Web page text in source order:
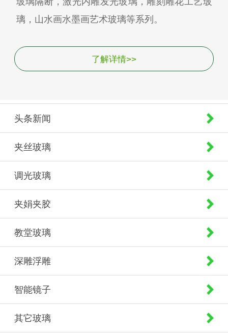
璃，山水画水墨画艺术玻璃等系列。
了解详情>>
头条新闻
夹丝玻璃
调光玻璃
夹娟夹胶
教堂玻璃
深雕浮雕
智能镜子
其它玻璃